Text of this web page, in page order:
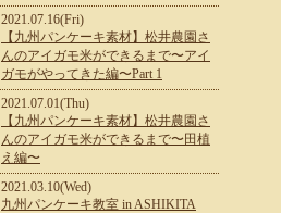
2021.07.16(Fri)
【九州パンケーキ素材】松井農園さ
んのアイガモ米ができるまで〜アイ
ガモがやってきた編〜Part 1
2021.07.01(Thu)
【九州パンケーキ素材】松井農園さ
んのアイガモ米ができるまで〜田植
え編〜
2021.03.10(Wed)
九州パンケーキ教室 in ASHIKITA